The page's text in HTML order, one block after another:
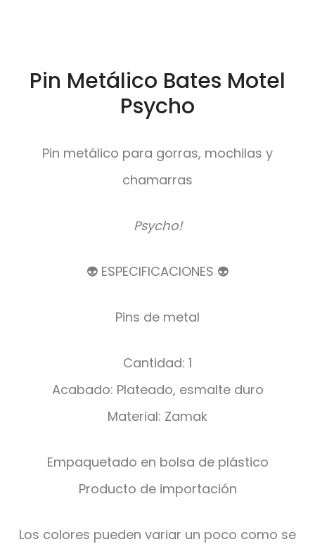
Pin Metálico Bates Motel
Psycho
Pin metálico para gorras, mochilas y
chamarras
Psycho!
👽 ESPECIFICACIONES 👽
Pins de metal
Cantidad: 1
Acabado: Plateado, esmalte duro
Material: Zamak
Empaquetado en bolsa de plástico
Producto de importación
Los colores pueden variar un poco como se